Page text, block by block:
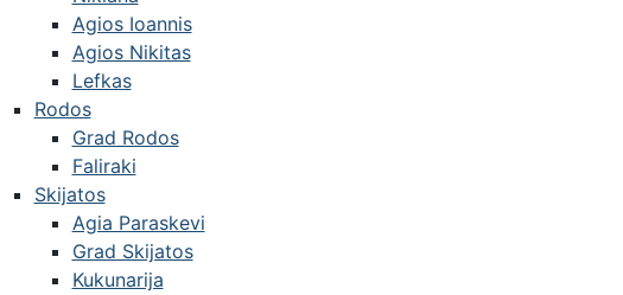
Agios Ioannis
Agios Nikitas
Lefkas
Rodos
Grad Rodos
Faliraki
Skijatos
Agia Paraskevi
Grad Skijatos
Kukunarija